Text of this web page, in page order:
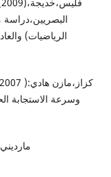
البصريين،دراسة
الرياضيات)
وسرعة الاستجابة